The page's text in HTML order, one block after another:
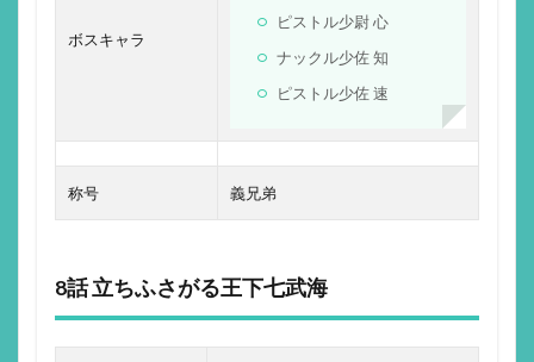
ボスキャラ
ピストル少尉 心
ナックル少佐 知
ピストル少佐 速
称号 義兄弟
8話 立ちふさがる王下七武海